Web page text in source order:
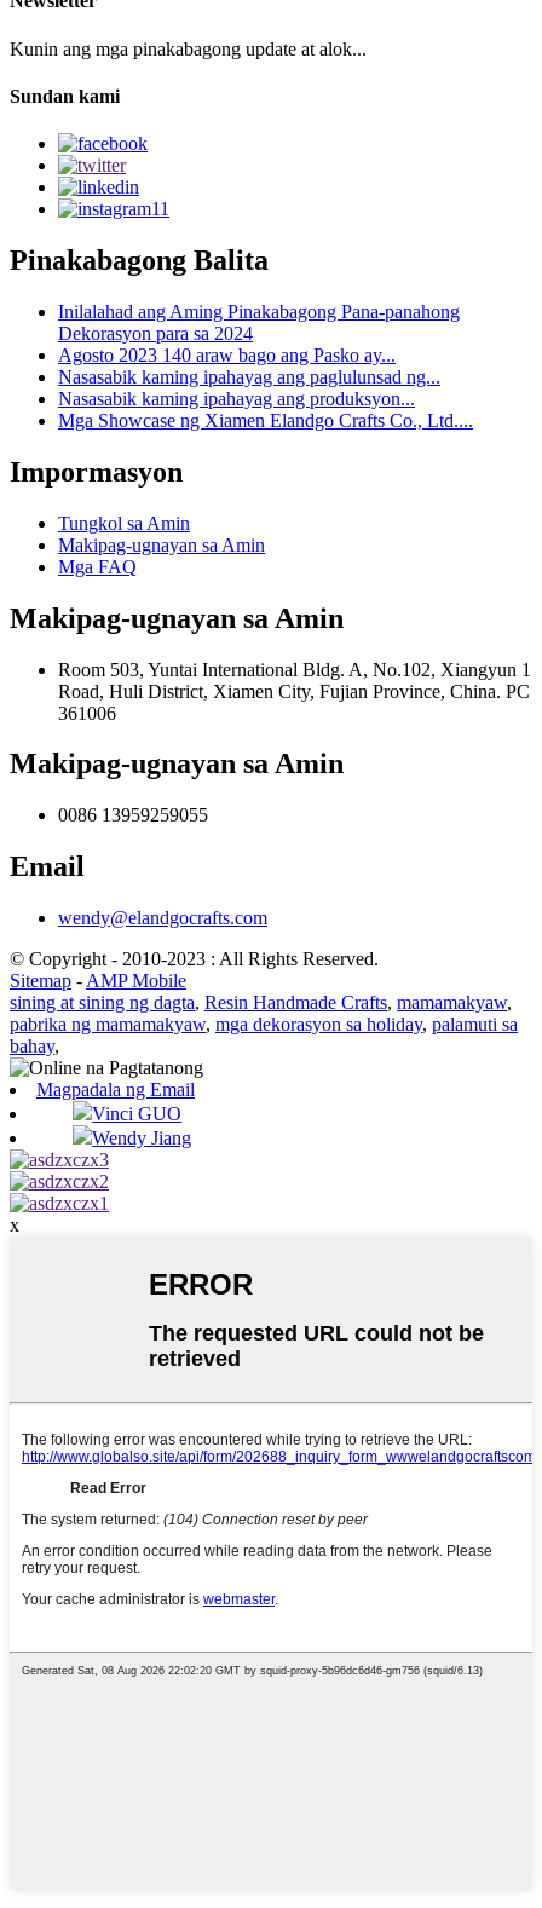
Kunin ang mga pinakabagong update at alok...
Sundan kami
Pinakabagong Balita
Inilalahad ang Aming Pinakabagong Pana-panahong
Dekorasyon para sa 2024
Agosto 2023 140 araw bago ang Pasko ay...
Nasasabik kaming ipahayag ang paglulunsad ng...
Nasasabik kaming ipahayag ang produksyon...
Mga Showcase ng Xiamen Elandgo Crafts Co., Ltd....
Impormasyon
Tungkol sa Amin
Makipag-ugnayan sa Amin
Mga FAQ
Makipag-ugnayan sa Amin
Room 503, Yuntai International Bldg. A, No.102, Xiangyun 1
Road, Huli District, Xiamen City, Fujian Province, China. PC
361006
Makipag-ugnayan sa Amin
0086 13959259055
Email
wendy@elandgocrafts.com
© Copyright - 2010-2023 : All Rights Reserved.
Sitemap - AMP Mobile
sining at sining ng dagta, Resin Handmade Crafts, mamamakyaw,
pabrika ng mamamakyaw, mga dekorasyon sa holiday, palamuti sa
bahay,
Magpadala ng Email
Vinci GUO
Wendy Jiang
x